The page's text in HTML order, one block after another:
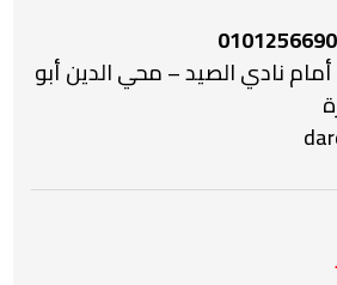
– أمام نادي الصيد – محي الدين أبو